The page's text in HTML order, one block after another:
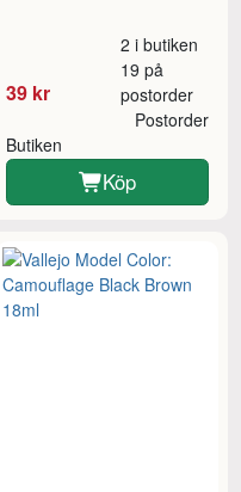
39 kr
2 i butiken
19 på
postorder
Butiken
Postorder
Köp